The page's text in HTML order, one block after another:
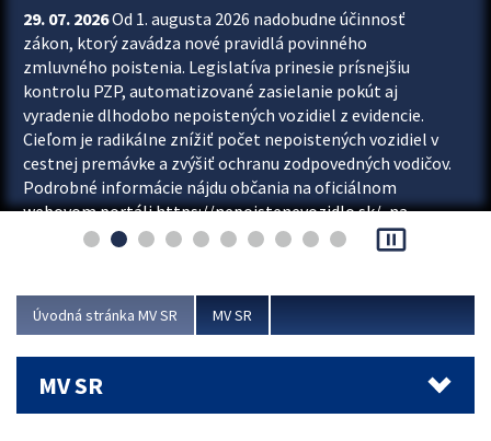
29. 07. 2026Od 1. augusta 2026 nadobudne účinnosť
zákon, ktorý zavádza nové pravidlá povinného
zmluvného poistenia. Legislatíva prinesie prísnejšiu
kontrolu PZP, automatizované zasielanie pokút aj
vyradenie dlhodobo nepoistených vozidiel z evidencie.
Cieľom je radikálne znížiť počet nepoistených vozidiel v
cestnej premávke a zvýšiť ochranu zodpovedných vodičov.
Podrobné informácie nájdu občania na oficiálnom
webovom portáli https://nepoistenevozidlo.sk/, na
ktorom od augusta pribudne aj možnosť overiť si...
pause_presentation
Úvodná stránka MV SR MV SR
MV SR